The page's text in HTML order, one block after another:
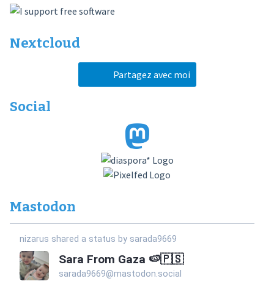
Nextcloud
Partagez avec moi
Social
Mastodon